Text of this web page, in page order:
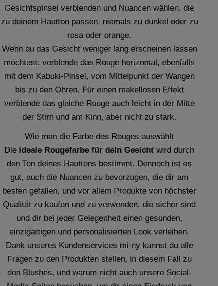
Gesichtspinsel verblenden und Nuancen wählen, die
zu deinem Hautton passen, niemals zu dunkel oder zu
rosa oder orange.
Wenn du das Gesicht weniger lang erscheinen lassen
möchtest: verblende das Rouge horizontal, ebenfalls
mit dem Kabuki-Pinsel, vom Mittelpunkt der Wangen
bis zu den Ohren. Für einen makellosen Effekt
verblende das gleiche Rouge auch leicht in der Mitte
der Stirn und am Kinn, aber nicht zu stark.
Wie man die Farbe des Rouges auswählt
Die ideale Rougefarbe für dein Gesicht wird durch
den Ton deines Hauttons bestimmt. Dennoch ist es
gut, auch die Nuancen zu bevorzugen, die dir am
besten gefallen, und vor allem Produkte von höchster
Qualität zu kaufen und zu verwenden, die sicher sind
und dir bei jeder Gelegenheit einen gesunden,
einzigartigen und personalisierten Look verleihen.
Dank unseres Kundenservices mi-ny kannst du alle
Fragen zu den Produkten stellen, in diesem Fall zu
den Blushes, und warum nicht auch unsere Social-